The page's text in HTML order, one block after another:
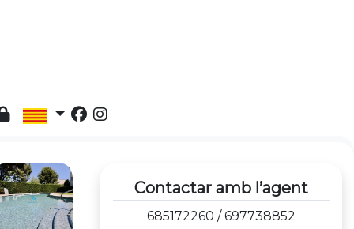
Contactar amb l’agent
685172260 /697738852